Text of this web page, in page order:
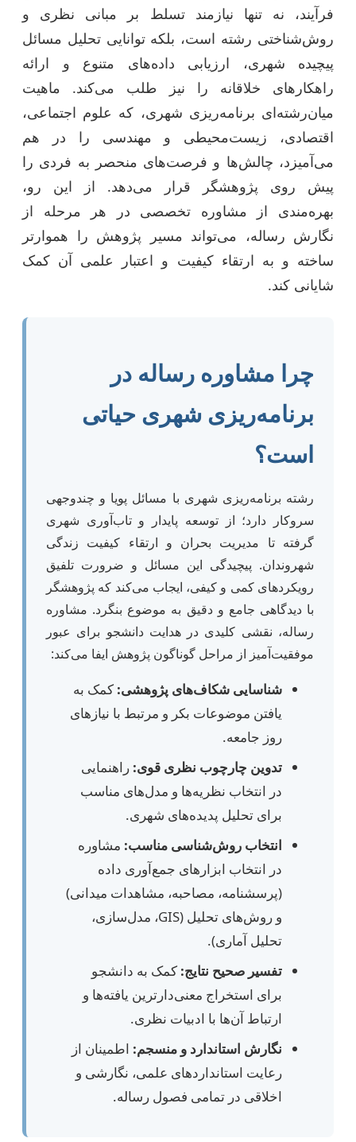
فرآیند، نه تنها نیازمند تسلط بر مبانی نظری و
روش‌شناختی رشته است، بلکه توانایی تحلیل مسائل
پیچیده شهری، ارزیابی داده‌های متنوع و ارائه
راهکارهای خلاقانه را نیز طلب می‌کند. ماهیت
میان‌رشته‌ای برنامه‌ریزی شهری، که علوم اجتماعی،
اقتصادی، زیست‌محیطی و مهندسی را در هم
می‌آمیزد، چالش‌ها و فرصت‌های منحصر به فردی را
پیش روی پژوهشگر قرار می‌دهد. از این رو،
بهره‌مندی از مشاوره تخصصی در هر مرحله از
نگارش رساله، می‌تواند مسیر پژوهش را هموارتر
ساخته و به ارتقاء کیفیت و اعتبار علمی آن کمک
شایانی کند.
چرا مشاوره رساله در
برنامه‌ریزی شهری حیاتی
است؟
رشته برنامه‌ریزی شهری با مسائل پویا و چندوجهی
سروکار دارد؛ از توسعه پایدار و تاب‌آوری شهری
گرفته تا مدیریت بحران و ارتقاء کیفیت زندگی
شهروندان. پیچیدگی این مسائل و ضرورت تلفیق
رویکردهای کمی و کیفی، ایجاب می‌کند که پژوهشگر
با دیدگاهی جامع و دقیق به موضوع بنگرد. مشاوره
رساله، نقشی کلیدی در هدایت دانشجو برای عبور
موفقیت‌آمیز از مراحل گوناگون پژوهش ایفا می‌کند:
شناسایی شکاف‌های پژوهشی: کمک به
یافتن موضوعات بکر و مرتبط با نیازهای
روز جامعه.
تدوین چارچوب نظری قوی: راهنمایی
در انتخاب نظریه‌ها و مدل‌های مناسب
برای تحلیل پدیده‌های شهری.
انتخاب روش‌شناسی مناسب: مشاوره
در انتخاب ابزارهای جمع‌آوری داده
(پرسشنامه، مصاحبه، مشاهدات میدانی)
و روش‌های تحلیل (GIS، مدل‌سازی،
تحلیل آماری).
تفسیر صحیح نتایج: کمک به دانشجو
برای استخراج معنی‌دارترین یافته‌ها و
ارتباط آن‌ها با ادبیات نظری.
نگارش استاندارد و منسجم: اطمینان از
رعایت استانداردهای علمی، نگارشی و
اخلاقی در تمامی فصول رساله.